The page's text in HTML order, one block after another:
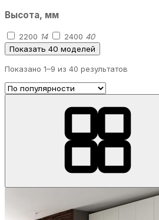
Высота, мм
2200 14 2400 40
Показать 40 моделей
Показано 1–9 из 40 результатов